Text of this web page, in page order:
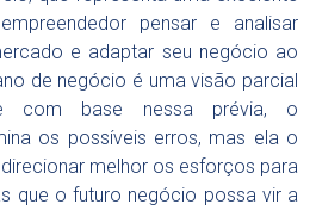
pensar e analisar
e adaptar seu negócio ao
de negócio é uma visão parcial
com base nessa prévia, o
os possíveis erros, mas ela o
melhor os esforços para
que o futuro negócio possa vir a